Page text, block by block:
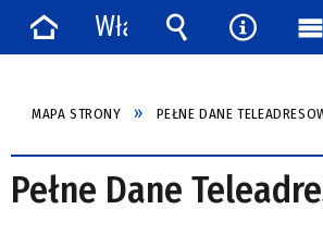
MAPA STRONY PEŁNE DANE
Pełne Dane
Strona
Włącz
powiadomienia
Wyszukiwarka